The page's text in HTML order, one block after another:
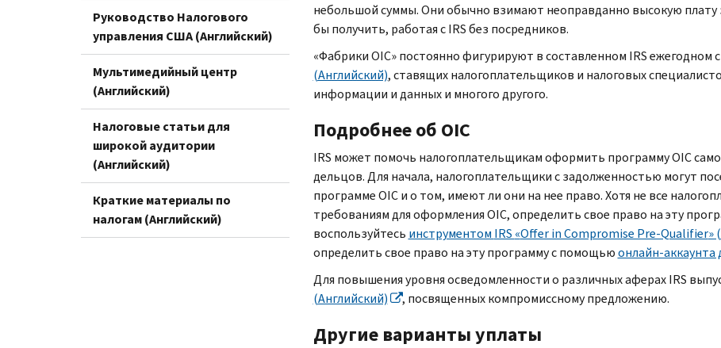
Руководство Налогового
управления США (Английский)
Мультимедийный центр
(Английский)
Налоговые статьи для
широкой аудитории
(Английский)
Краткие материалы по
налогам (Английский)
небольшой суммы. Они обычно взимают неоправданно высокую плату
бы получить, работая сIRSбез посредников.
«ФабрикиOIC» постоянно фигурируют в составленном IRSежегодном
(Английский), ставящих налогоплательщиков и налоговых
информации и данных и многого другого.
Подробнее об OIC
IRS может помочь налогоплательщикам оформить программуOIC
дельцов. Для начала, налогоплательщики с задолженностью могут
программеOICи о том, имеют ли они на нее право. Хотя не все
требованиям для оформленияOIC,определить свое право на эту
воспользуйтесь инструментом IRS «Offer in Compromise Pre-Qualifier»
определить свое право на эту программу с помощьюонлайн-аккаунта
Для повышения уровня осведомленности о различных аферахIRS
(Английский)
, посвященных компромиссному предложению.
Другие варианты уплаты